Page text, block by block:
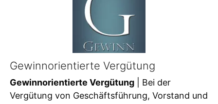
Gewinnorientierte Vergütung
Gewinnorientierte Vergütung | Bei der
Vergütung von Geschäftsführung, Vorstand und